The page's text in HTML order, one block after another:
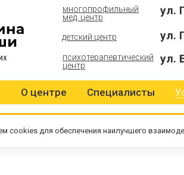
ул.
ул.
ул.
психотерапевтический
центр
многопрофильный
мед. центр
детский центр
О центре Специалисты
cookies для обеспечения наилучшего